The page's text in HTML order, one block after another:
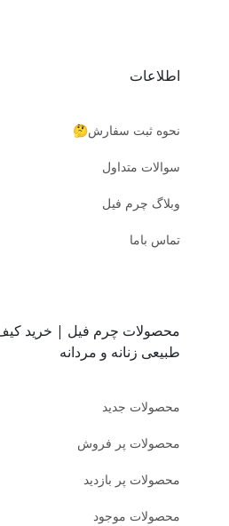
اطلاعات
نحوه ثبت سفارش🤔
سوالات متداول
وبلاگ چرم فیل
تماس باما
محصولات چرم فیل | خرید
طبیعی زنانه و مردانه
محصولات جدید
محصولات پر فروش
محصولات پر بازدید
محصولات موجود